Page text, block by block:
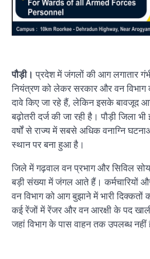
पौड़ी। प्रदेश में जंगलों की आग लगातार
नियंत्रण को लेकर सरकार और वन
दावे किए जा रहे हैं, लेकिन इसके बावजूद
बढ़ोतरी दर्ज की जा रही है। पौड़ी जिला
वर्षों से राज्य में सबसे अधिक वनाग्नि
स्थान पर बना हुआ है।
जिले में गढ़वाल वन प्रभाग और सिविल
बड़ी संख्या में जंगल आते हैं। कर्मचारियों
वन विभाग को आग बुझाने में भारी दिक्कतों
कई रेंजों में रेंजर और वन आरक्षी के पद
जहां विभाग के पास वाहन तक उपलब्ध नहीं